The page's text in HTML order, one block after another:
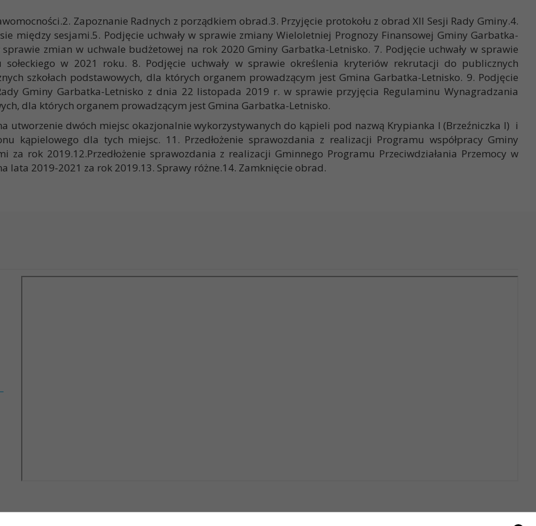
Zapoznanie Radnych z porządkiem obrad.3. Przyjęcie protokołu z obrad XII Sesji Rady Gminy.4.
między sesjami.5. Podjęcie uchwały w sprawie zmiany Wieloletniej Prognozy Finansowej Gminy Garbatka-
zmian w uchwale budżetowej na rok 2020 Gminy Garbatka-Letnisko. 7. Podjęcie uchwały w sprawie
w 2021 roku. 8. Podjęcie uchwały w sprawie określenia kryteriów rekrutacji do publicznych
szkołach podstawowych, dla których organem prowadzącym jest Gmina Garbatka-Letnisko. 9. Podjęcie
Gminy Garbatka-Letnisko z dnia 22 listopada 2019 r. w sprawie przyjęcia Regulaminu Wynagradzania
dla których organem prowadzącym jest Gmina Garbatka-Letnisko.
utworzenie dwóch miejsc okazjonalnie wykorzystywanych do kąpieli pod nazwą Krypianka I (Brzeźniczka I) i
kąpielowego dla tych miejsc. 11. Przedłożenie sprawozdania z realizacji Programu współpracy Gminy
za rok 2019.12.Przedłożenie sprawozdania z realizacji Gminnego Programu Przeciwdziałania Przemocy w
lata 2019-2021 za rok 2019.13. Sprawy różne.14. Zamknięcie obrad.